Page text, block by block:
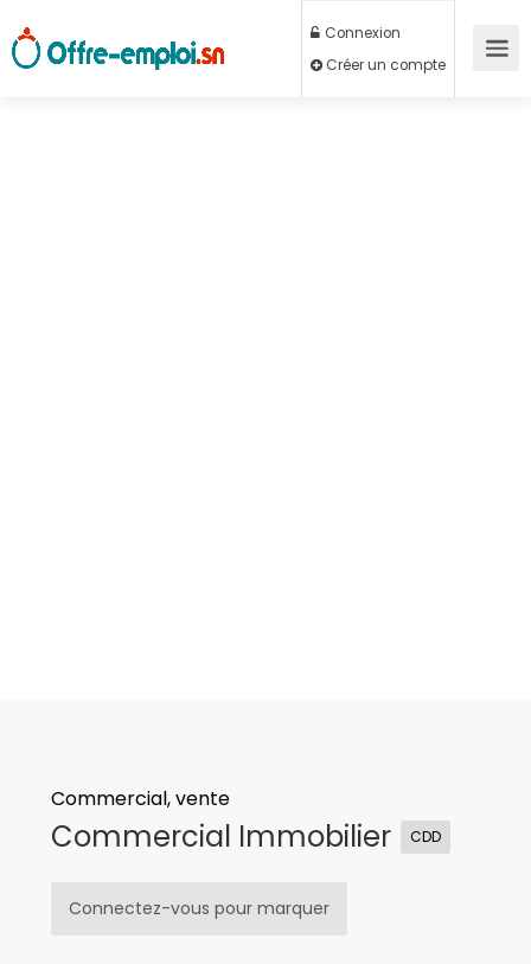
Connexion
Créer un compte
Commercial, vente
Commercial Immobilier CDD
Connectez-vous pour marquer